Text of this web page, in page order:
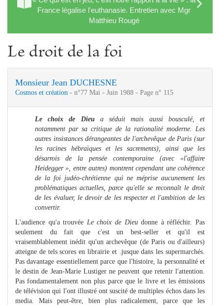
France légalise l'euthanasie. Entretien avec Mgr
Matthieu Rougé
Le droit de la foi
Monsieur Jean DUCHESNE
Cosmos et création - n°77 Mai - Juin 1988 - Page n° 115
Le choix de Dieua séduit mais aussi bousculé, et
notamment par sa critique de la rationalité moderne. Les
autres insistances dérangeantes de l'archevêque de Paris (sur
les racines hébraïques et les sacrements), ainsi que les
désarrois de la pensée contemporaine (avec «l'affaire
Heidegger », entre autres) montrent cependant une cohérence
de la foi judéo-chrétienne qui ne méprise aucunement les
problématiques actuelles, parce qu'elle se reconnaît le droit
de les évaluer, le devoir de les respecter et l'ambition de les
convertir.
L'audience qu'a trouvée Le choix de Dieudonne à réfléchir. Pas
seulement du fait que c'est un best-seller et qu'il est
vraisemblablement inédit qu'un archevêque (de Paris ou d'ailleurs)
atteigne de tels scores en librairie et .jusque dans les supermarchés.
Pas davantage essentiellement parce que l'histoire, la personnalité et
le destin de Jean-Marie Lustiger ne peuvent que retenir l'attention.
Pas fondamentalement non plus parce que le livre et les émissions
de télévision qui l'ont illustré ont suscité de multiples échos dans les
media. Mais peut-être, bien plus radicalement, parce que les